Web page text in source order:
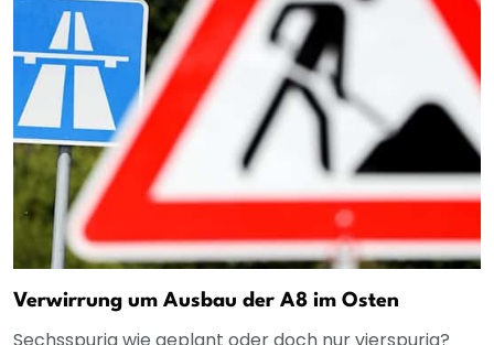
Verwirrung um Ausbau der A8 im Osten
Sechsspurig wie geplant oder doch nur vierspurig?